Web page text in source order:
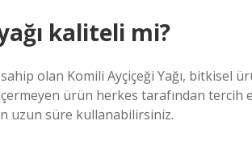
kaliteli mi?
olan Komili Ayçiçeği Yağı, bitkisel
ürün herkes tarafından tercih
uzun süre kullanabilirsiniz.